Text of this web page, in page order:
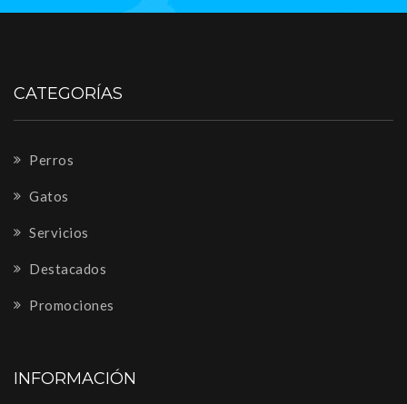
CATEGORÍAS
Perros
Gatos
Servicios
Destacados
Promociones
INFORMACIÓN